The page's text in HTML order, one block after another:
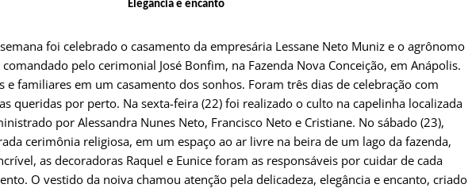
Elegância e encanto
foi celebrado o casamento da empresária Lessane Neto Muniz e o agrônomo
pelo cerimonial José Bonfim, na Fazenda Nova Conceição, em Anápolis.
e familiares em um casamento dos sonhos. Foram três dias de celebração com
queridas por perto. Na sexta-feira (22) foi realizado o culto na capelinha localizada
por Alessandra Nunes Neto, Francisco Neto e Cristiane. No sábado (23),
cerimônia religiosa, em um espaço ao ar livre na beira de um lago da fazenda,
as decoradoras Raquel e Eunice foram as responsáveis por cuidar de cada
O vestido da noiva chamou atenção pela delicadeza, elegância e encanto, criado